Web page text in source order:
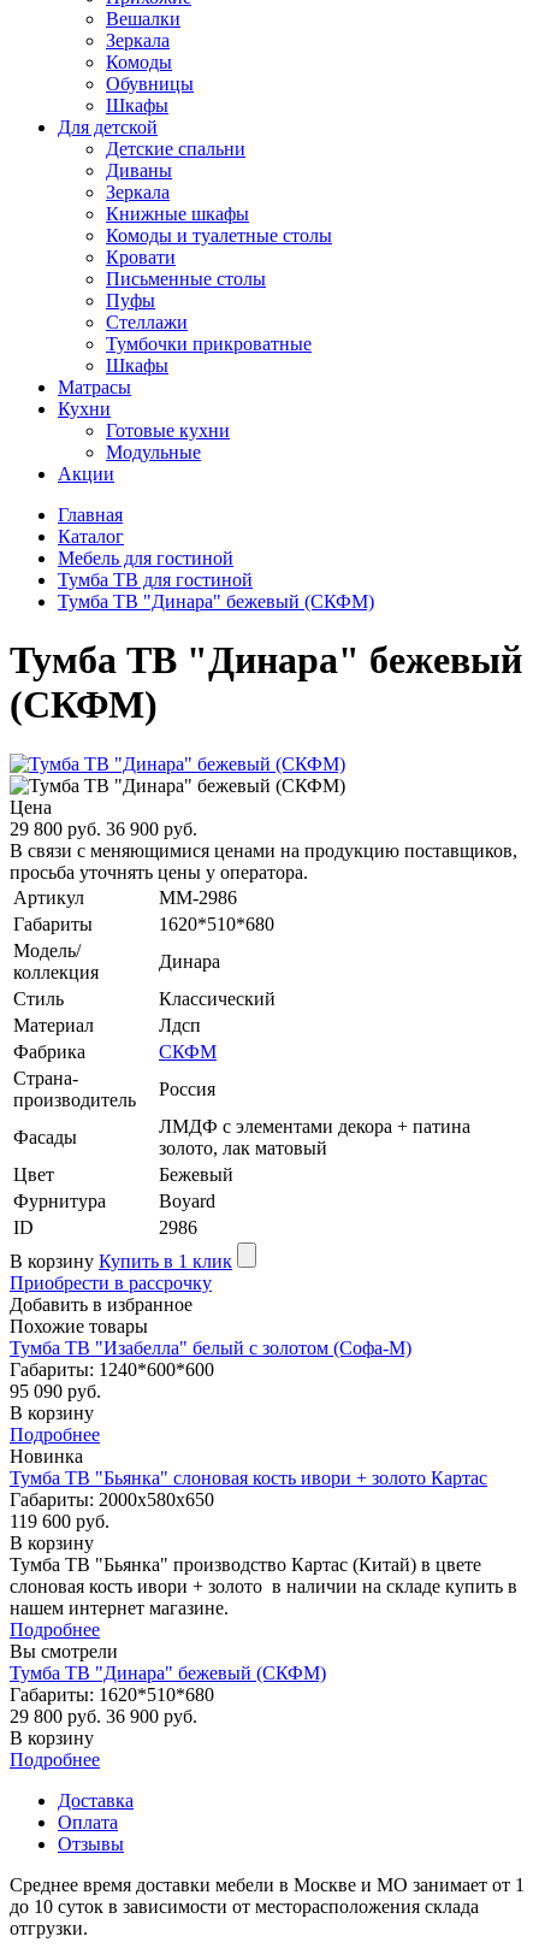
Вешалки
Зеркала
Комоды
Обувницы
Шкафы
Для детской
Детские спальни
Диваны
Зеркала
Книжные шкафы
Комоды и туалетные столы
Кровати
Письменные столы
Пуфы
Стеллажи
Тумбочки прикроватные
Шкафы
Матрасы
Кухни
Готовые кухни
Модульные
Акции
Главная
Каталог
Мебель для гостиной
Тумба ТВ для гостиной
Тумба ТВ "Динара" бежевый (СКФМ)
Тумба ТВ "Динара" бежевый
(СКФМ)
Цена
29 800 руб. 36 900 руб.
В связи с меняющимися ценами на продукцию поставщиков,
просьба уточнять цены у оператора.
Артикул
MM-2986
Габариты
1620*510*680
Модель/
коллекция
Динара
Стиль
Классический
Материал
Лдсп
Фабрика
СКФМ
Страна-
производитель
Россия
Фасады
ЛМДФ с элементами декора + патина
золото, лак матовый
Цвет
Бежевый
Фурнитура
Boyard
ID
2986
В корзину Купить в 1 клик
Приобрести в рассрочку
Добавить в избранное
Похожие товары
Тумба ТВ "Изабелла" белый с золотом (Софа-М)
Габариты: 1240*600*600
95 090 руб.
В корзину
Подробнее
Новинка
Тумба ТВ "Бьянка" слоновая кость ивори + золото Картас
Габариты: 2000х580х650
119 600 руб.
В корзину
Тумба ТВ "Бьянка" производство Картас (Китай) в цвете
слоновая кость ивори + золото в наличии на складе купить в
нашем интернет магазине.
Подробнее
Вы смотрели
Тумба ТВ "Динара" бежевый (СКФМ)
Габариты: 1620*510*680
29 800 руб. 36 900 руб.
В корзину
Подробнее
Доставка
Оплата
Отзывы
Среднее время доставки мебели в Москве и МО занимает от 1
до 10 суток в зависимости от месторасположения склада
отгрузки.